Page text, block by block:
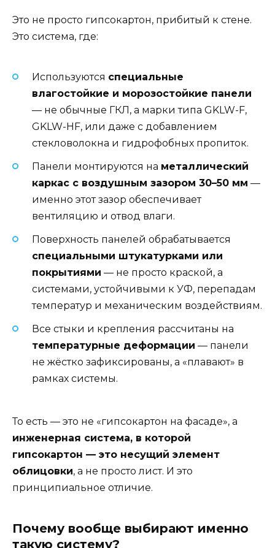
Это не просто гипсокартон, прибитый к стене.
Это система, где:
Используются специальные
влагостойкие и морозостойкие панели
— не обычные ГКЛ, а марки типа GKLW-F,
GKLW-HF, или даже с добавлением
стекловолокна и гидрофобных пропиток.
Панели монтируются на металлический
каркас с воздушным зазором 30–50 мм —
именно этот зазор обеспечивает
вентиляцию и отвод влаги.
Поверхность панелей обрабатывается
специальными штукатурками или
покрытиями — не просто краской, а
системами, устойчивыми к УФ, перепадам
температур и механическим воздействиям.
Все стыки и крепления рассчитаны на
температурные деформации — панели
не жёстко зафиксированы, а «плавают» в
рамках системы.
То есть — это не «гипсокартон на фасаде», а
инженерная система, в которой
гипсокартон — это несущий элемент
облицовки, а не просто лист. И это
принципиальное отличие.
Почему вообще выбирают именно
такую систему?